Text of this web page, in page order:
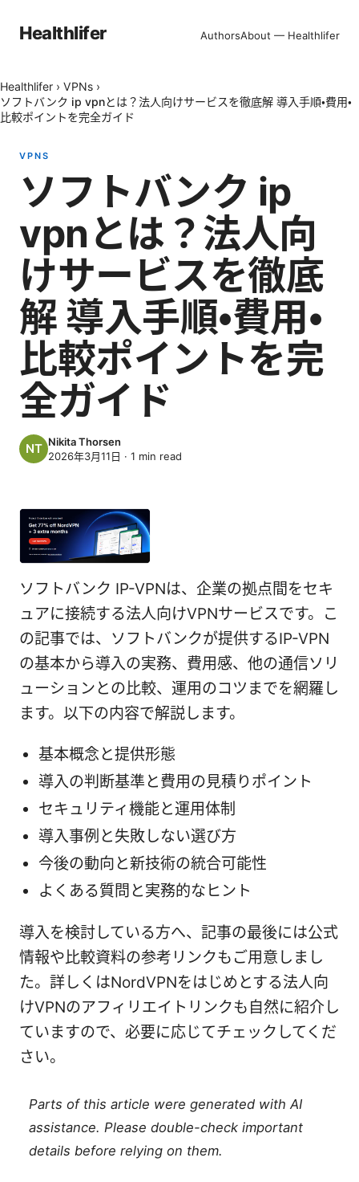
Healthlifer AuthorsAbout — Healthlifer
Healthlifer › VPNs ›
ソフトバンク ip vpnとは？法人向けサービスを徹底解 導入手順・費用・
比較ポイントを完全ガイド
VPNS
ソフトバンク ip
vpnとは？法人向
けサービスを徹底
解 導入手順・費用・
比較ポイントを完
全ガイド
Nikita Thorsen
2026年3月11日 · 1 min read
ソフトバンク IP-VPNは、企業の拠点間をセキ
ュアに接続する法人向けVPNサービスです。こ
の記事では、ソフトバンクが提供するIP-VPN
の基本から導入の実務、費用感、他の通信ソリ
ューションとの比較、運用のコツまでを網羅し
ます。以下の内容で解説します。
基本概念と提供形態
導入の判断基準と費用の見積りポイント
セキュリティ機能と運用体制
導入事例と失敗しない選び方
今後の動向と新技術の統合可能性
よくある質問と実務的なヒント
導入を検討している方へ、記事の最後には公式
情報や比較資料の参考リンクもご用意しまし
た。詳しくはNordVPNをはじめとする法人向
けVPNのアフィリエイトリンクも自然に紹介し
ていますので、必要に応じてチェックしてくだ
さい。
Parts of this article were generated with AI
assistance. Please double-check important
details before relying on them.